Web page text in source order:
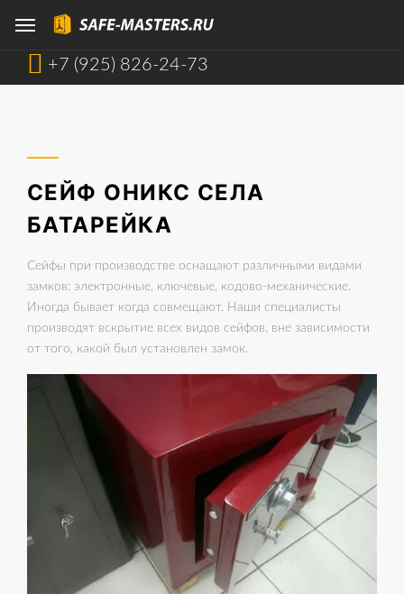
+7 (925) 826-24-73
СЕЙФ ОНИКС СЕЛА
БАТАРЕЙКА
Сейфы при производстве оснащают различными видами
замков: электронные, ключевые, кодово-механические.
Иногда бывает когда совмещают. Наши специалисты
производят вскрытие всех видов сейфов, вне зависимости
от того, какой был установлен замок.